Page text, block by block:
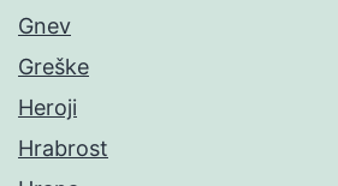
Gnev
Greške
Heroji
Hrabrost